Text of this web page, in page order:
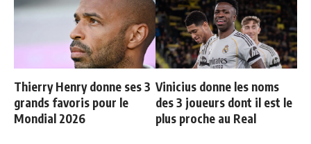
Thierry Henry donne ses 3
grands favoris pour le
Mondial 2026
Vinicius donne les noms
des 3 joueurs dont il est le
plus proche au Real